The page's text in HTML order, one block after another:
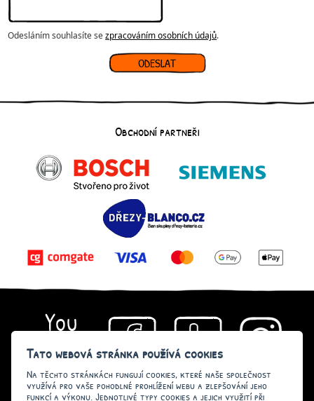
Odesláním souhlasíte sezpracováním osobních údajů.
Obchodní partneři
Copyright © 2026SEO kvalitně. All rights reservedwww.gurmandie.cz
Nastavení Cookies.
Tato webová stránka používá cookies
Na těchto stránkách fungují cookies, které naše společnost
využívá pro vaše pohodlné prohlížení webu a zlepšování jeho
funkcí a výkonu. Jednotlivé typy cookies a jejich využití při